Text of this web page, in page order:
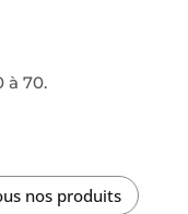
à 70.
nos produits